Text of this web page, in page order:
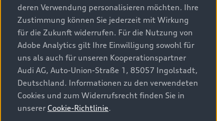
Elektromodelle
Plug-in-Hybride
Sofort verfügbare Neuwagen
Gebrauchtwagen
Audi Gebrauchtwagen :plus
Geschäftskunden
Audi exclusive
Audi Original Zubehör
Audi Services
Audi digital services
myAudi
Garantie & Unterstützung
Kundenbereich
Kontakt
Audi Partner finden
Probefahrt anfragen
Audi Welt
Audi quattro Cup
deren Verwendung personalisieren möchten. Ihre
Zustimmung können Sie jederzeit mit Wirkung
für die Zukunft widerrufen. Für die Nutzung von
Adobe Analytics gilt Ihre Einwilligung sowohl für
uns als auch für unseren Kooperationspartner
Audi AG, Auto-Union-Straße 1, 85057 Ingolstadt,
Deutschland. Informationen zu den verwendeten
Cookies und zum Widerrufsrecht finden Sie in
unserer Cookie-Richtlinie.